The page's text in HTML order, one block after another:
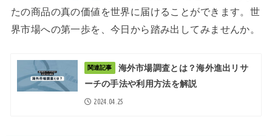
たの商品の真の価値を世界に届けることができます。世
界市場への第一歩を、今日から踏み出してみませんか。
関連記事
海外市場調査とは？海外進出リサ
ーチの手法や利用方法を解説
2024.04.25